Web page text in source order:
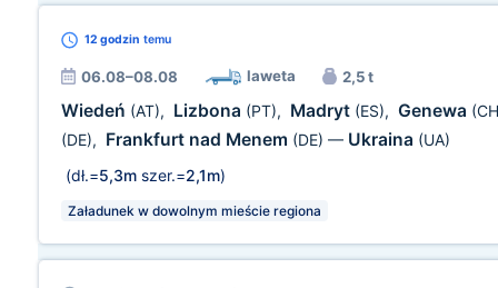
12 godzin temu
06.08–08.08 laweta 2,5 t
Wiedeń (AT), Lizbona (PT), Madryt (ES), Genewa
(DE), Frankfurt nad Menem (DE) — Ukraina (UA)
(dł.=5,3m szer.=2,1m)
Załadunek w dowolnym mieście regiona